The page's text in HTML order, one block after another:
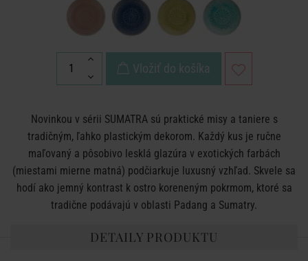
Vložiť do košíka
Novinkou v sérii SUMATRA sú praktické misy a taniere s
tradičným, ľahko plastickým dekorom. Každý kus je ručne
maľovaný a pôsobivo lesklá glazúra v exotických farbách
(miestami mierne matná) podčiarkuje luxusný vzhľad. Skvele sa
hodí ako jemný kontrast k ostro koreneným pokrmom, ktoré sa
tradične podávajú v oblasti Padang a Sumatry.
DETAILY PRODUKTU